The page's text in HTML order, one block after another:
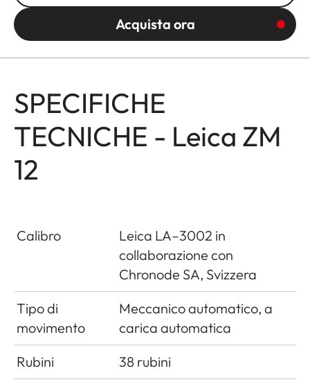
Acquista ora
SPECIFICHE
TECNICHE - Leica ZM
12
Calibro
Leica LA–3002 in
collaborazione con
Chronode SA, Svizzera
Tipo di
movimento
Meccanico automatico, a
carica automatica
Rubini
38 rubini